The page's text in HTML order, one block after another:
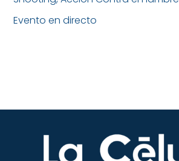
Evento en directo